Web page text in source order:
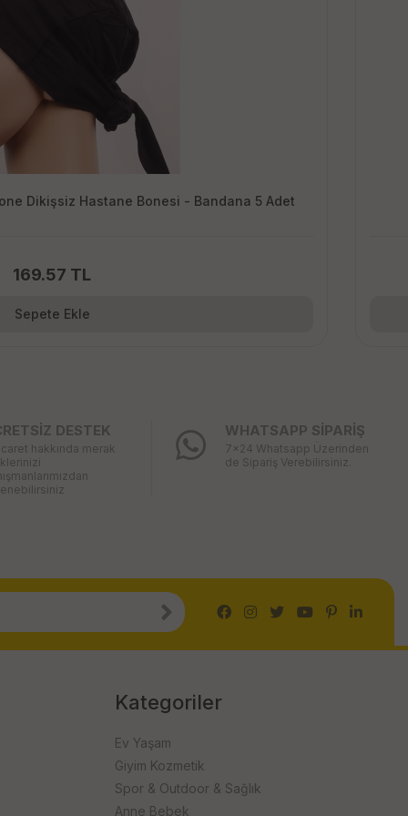
Dikişsiz Hastane Bonesi - Bandana 5 Adet
169.57 TL
Sepete Ekle
DESTEK
hakkında merak
WHATSAPP SİPARİŞ
7x24 Whatsapp Üzerinden
de Sipariş Verebilirsiniz.
Kategoriler
Ev Yaşam
Giyim Kozmetik
Spor & Outdoor & Sağlık
Anne Bebek